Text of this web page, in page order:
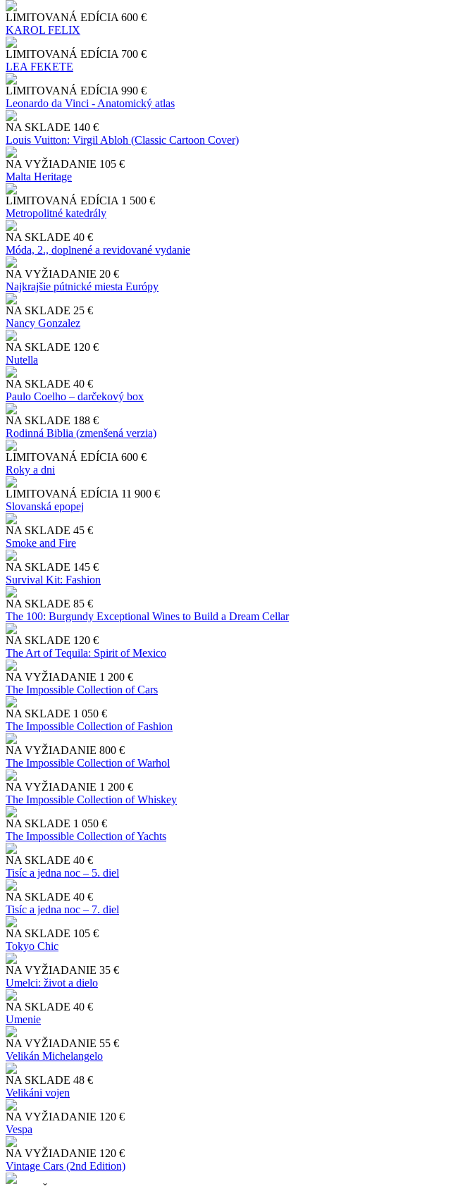
LIMITOVANÁ EDÍCIA 600 €
KAROL FELIX
LIMITOVANÁ EDÍCIA 700 €
LEA FEKETE
LIMITOVANÁ EDÍCIA 990 €
Leonardo da Vinci - Anatomický atlas
NA SKLADE 140 €
Louis Vuitton: Virgil Abloh (Classic Cartoon Cover)
NA VYŽIADANIE 105 €
Malta Heritage
LIMITOVANÁ EDÍCIA 1 500 €
Metropolitné katedrály
NA SKLADE 40 €
Móda, 2., doplnené a revidované vydanie
NA VYŽIADANIE 20 €
Najkrajšie pútnické miesta Európy
NA SKLADE 25 €
Nancy Gonzalez
NA SKLADE 120 €
Nutella
NA SKLADE 40 €
Paulo Coelho – darčekový box
NA SKLADE 188 €
Rodinná Biblia (zmenšená verzia)
LIMITOVANÁ EDÍCIA 600 €
Roky a dni
LIMITOVANÁ EDÍCIA 11 900 €
Slo​vanská epopej
NA SKLADE 45 €
Smoke and Fire
NA SKLADE 145 €
Survival Kit: Fashion
NA SKLADE 85 €
The 100: Burgundy Exceptional Wines to Build a Dream Cellar
NA SKLADE 120 €
The Art of Tequila: Spirit of Mexico
NA VYŽIADANIE 1 200 €
The Impossible Collection of Cars
NA SKLADE 1 050 €
The Impossible Collection of Fashion
NA VYŽIADANIE 800 €
The Impossible Collection of Warhol
NA VYŽIADANIE 1 200 €
The Impossible Collection of Whiskey
NA SKLADE 1 050 €
The Impossible Collection of Yachts
NA SKLADE 40 €
Tisíc a jedna noc – 5. diel
NA SKLADE 40 €
Tisíc a jedna noc – 7. diel
NA SKLADE 105 €
Tokyo Chic
NA VYŽIADANIE 35 €
Umelci: život a dielo
NA SKLADE 40 €
Umenie
NA VYŽIADANIE 55 €
Velikán Michelangelo
NA SKLADE 48 €
Velikáni vojen
NA VYŽIADANIE 120 €
Vespa
NA VYŽIADANIE 120 €
Vintage Cars (2nd Edition)